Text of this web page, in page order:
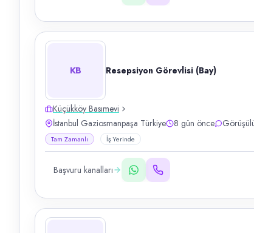
KB Resepsiyon Görevlisi (Bay)
Küçükköy Basımevi
İstanbul Gaziosmanpaşa Türkiye
8 gün önce
Tam Zamanlı İş Yerinde
Başvuru kanalları